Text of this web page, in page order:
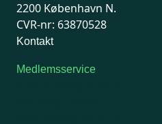
2200 København N.
CVR-nr: 63870528
Kontakt
Medlemsservice